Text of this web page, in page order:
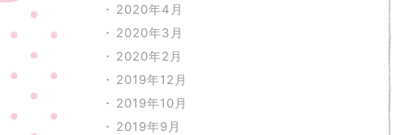
2020年4月
2020年3月
2020年2月
2019年12月
2019年10月
2019年9月